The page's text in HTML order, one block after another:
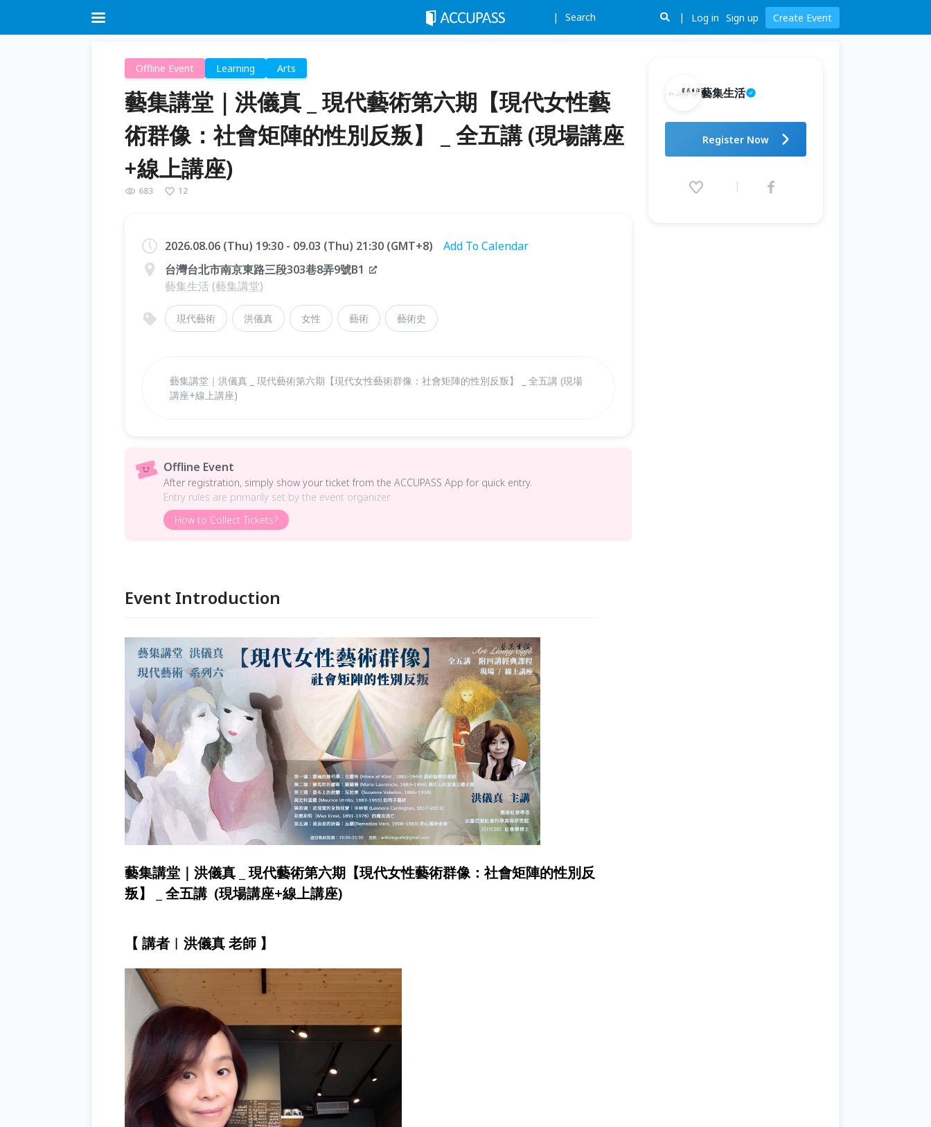
Search Log in Sign up Create Event
Offline Event Learning Arts
藝集講堂｜洪儀真 _ 現代藝術第六期【現代女性藝
術群像：社會矩陣的性別反叛】 _ 全五講 (現場講座
+線上講座)
683 12
2026.08.06 (Thu) 19:30 - 09.03 (Thu) 21:30 (GMT+8)
Add To Calendar
台灣台北市南京東路三段303巷8弄9號B1
藝集生活 (藝集講堂)
現代藝術 洪儀真 女性 藝術 藝術史
藝集講堂｜洪儀真 _ 現代藝術第六期【現代女性藝術群像：社會矩陣的性別反叛】 _ 全五講 (現場
講座+線上講座)
Offline Event
After registration, simply show your ticket from the ACCUPASS App for quick entry.
Entry rules are primarily set by the event organizer.
How to Collect Tickets?
Event Introduction
藝集講堂｜洪儀真 _ 現代藝術第六期【現代女性藝術群像：社會矩陣的性別反
叛】 _ 全五講 (現場講座+線上講座)
【 講者︱洪儀真 老師 】
藝集生活
六期【現代女性藝術群像：社會
矩陣的性別反叛】 _ 全五講 (現
2026.08.06 (Thu) 19:30 - 09.03
Register Now